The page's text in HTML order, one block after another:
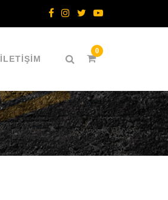
İLETİŞİM